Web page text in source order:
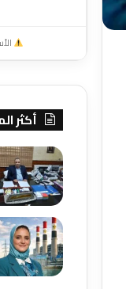
أكثر